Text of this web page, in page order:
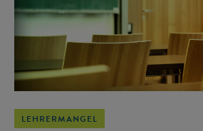
LEHRERMANGEL